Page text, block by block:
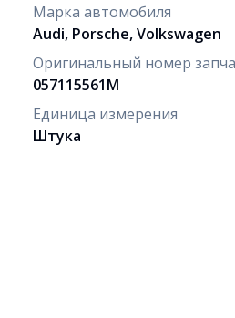
Марка автомобиля
Audi, Porsche, Volkswagen
Оригинальный номер
057115561M
Единица измерения
Штука